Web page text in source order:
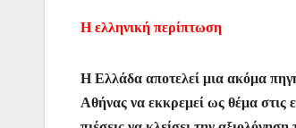
Η ελληνική περίπτωση
Η Ελλάδα αποτελεί μια ακόμα
Αθήνας να εκκρεμεί ως θέμα στις